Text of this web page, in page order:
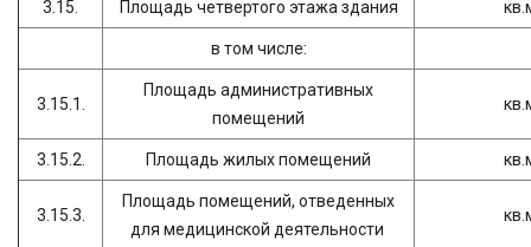
3.15. Площадь четвертого этажа здания
в том числе:
3.15.1.
Площадь административных
помещений
3.15.2. Площадь жилых помещений
3.15.3.
Площадь помещений, отведенных
для медицинской деятельности